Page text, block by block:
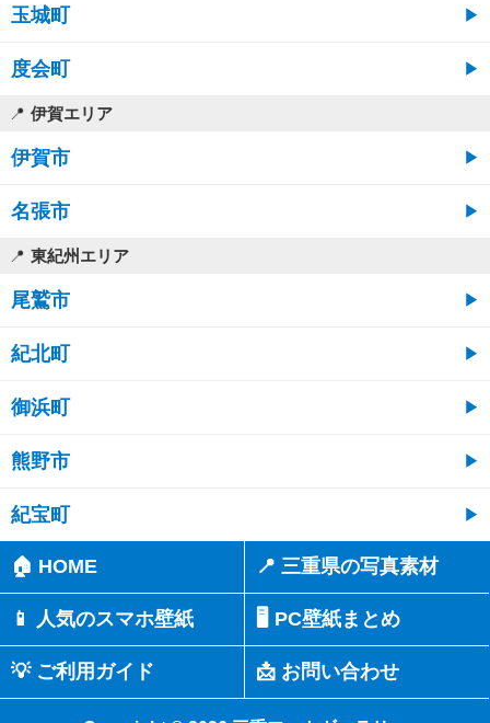
玉城町
度会町
伊賀エリア
伊賀市
名張市
東紀州エリア
尾鷲市
紀北町
御浜町
熊野市
紀宝町
🏠 HOME 📍 三重県の写真素材
📱 人気のスマホ壁紙 🖥️ PC壁紙まとめ
💡 ご利用ガイド 📩 お問い合わせ